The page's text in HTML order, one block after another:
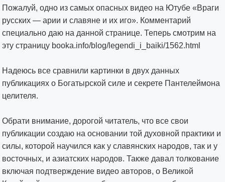
Пожалуй, одно из самых опасных видео на Ютубе «Враги
русских — арии и славяне и их иго». Комментарий
специально даю на данной странице. Теперь смотрим на
эту страницу booka.info/blog/legendi_i_baiki/1562.html
Надеюсь все сравнили картинки в двух данных
публикациях о Богатырской силе и секрете Пантелеймона
целителя.
Обрати внимание, дорогой читатель, что все свои
публикации создаю на основании той духовной практики и
силы, которой научился как у славянских народов, так и у
восточных, и азиатских народов. Также давал толкование
включая подтверждение видео авторов, о Великой